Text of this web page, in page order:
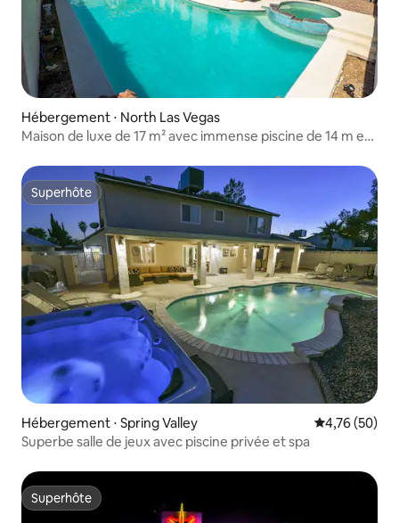
Hébergement ⋅ North Las Vegas
Maison de luxe de 17 m² avec immense piscine de 14 m et
Superhôte
Superhôte
Hébergement ⋅ Spring Valley Évaluation
4,76 (50)
Superbe salle de jeux avec piscine privée et spa
Superhôte
Superhôte